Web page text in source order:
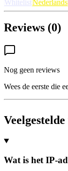
Whitelist Nederlands
Reviews (0)
Nog geen reviews
Wees de eerste die
Wat is het IP-